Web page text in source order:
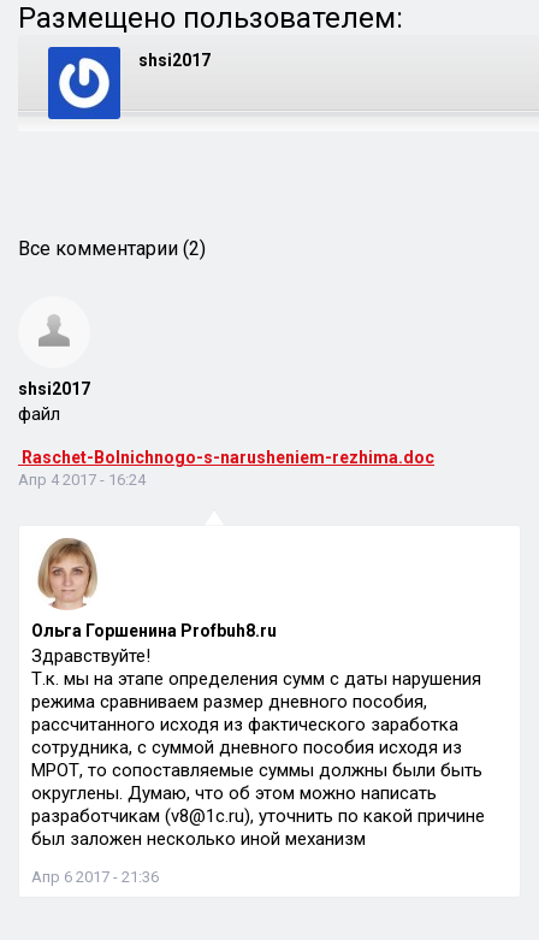
Размещено пользователем:
shsi2017
Все комментарии (2)
shsi2017
файл
Raschet-Bolnichnogo-s-narusheniem-rezhima.doc
Апр 4 2017 - 16:24
Ольга Горшенина Profbuh8.ru
Здравствуйте!
Т.к. мы на этапе определения сумм с даты нарушения
режима сравниваем размер дневного пособия,
рассчитанного исходя из фактического заработка
сотрудника, с суммой дневного пособия исходя из
МРОТ, то сопоставляемые суммы должны были быть
округлены. Думаю, что об этом можно написать
разработчикам (v8@1c.ru), уточнить по какой причине
был заложен несколько иной механизм
Апр 6 2017 - 21:36